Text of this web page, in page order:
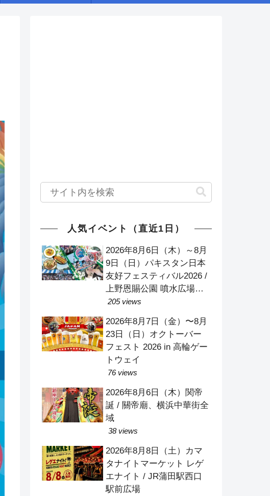
人気イベント（直近1日）
2026年8月6日（木）～8月
9日（日）パキスタン日本
友好フェスティバル2026 /
上野恩賜公園 噴水広場
（竹の台広場）
205 views
2026年8月7日（金）〜8月
23日（日）オクトーバー
フェスト 2026 in 高輪ゲー
トウェイ
76 views
2026年8月6日（木）関帝
誕 / 關帝廟、横浜中華街全
域
38 views
2026年8月8日（土）カマ
タナイトマーケット レゲ
エナイト / JR蒲田駅西口
駅前広場